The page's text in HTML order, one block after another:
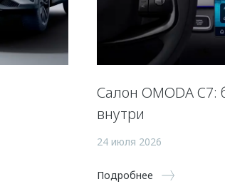
Салон OMODA
внутри
24 июля 2026
Подробнее